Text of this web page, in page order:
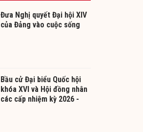
Đưa Nghị quyết Đại hội XIV
của Đảng vào cuộc sống
Bầu cử Đại biểu Quốc hội
khóa XVI và Hội đồng nhân
các cấp nhiệm kỳ 2026 -